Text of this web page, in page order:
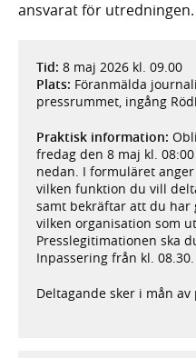
ansvarat för utredningen.
Tid: 8 maj 2026 kl. 09.00
Plats: Föranmälda
pressrummet, ingång
Praktisk information:
fredag den 8 maj kl.
nedan. I formuläret
vilken funktion du vill
samt bekräftar att du har
vilken organisation som
Presslegitimationen ska
Inpassering från kl. 08.30.
Deltagande sker i mån av